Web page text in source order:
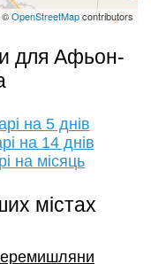
©OpenStreetMapcontributors
для Афьон-
на 5 днів
на 14 днів
на місяць
містах